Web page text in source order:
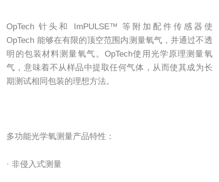
OpTech 针头和 ImPULSE™ 等附加配件传感器使
OpTech 能够在有限的顶空范围内测量氧气，并通过不透
明的包装材料测量氧气。OpTech使用光学原理测量氧
气，意味着不从样品中提取任何气体，从而使其成为长
期测试相同包装的理想方法。
多功能光学氧测量产品特性：
· 非侵入式测量